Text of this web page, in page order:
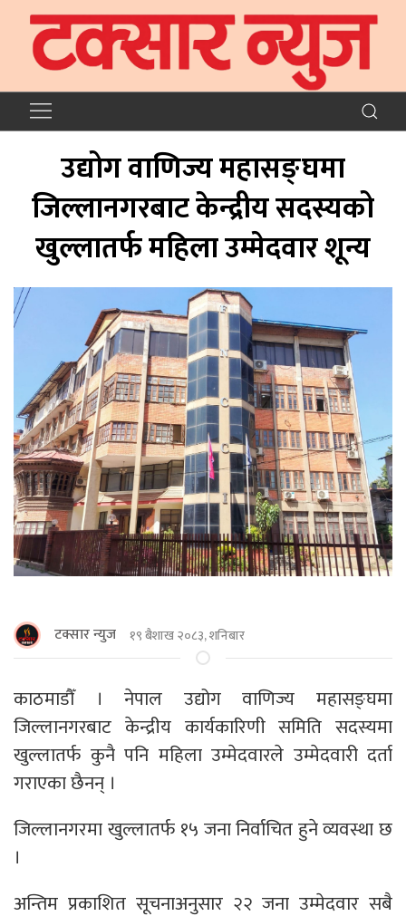
उद्योग वाणिज्य महासङ्घमा
जिल्लानगरबाट केन्द्रीय सदस्यको
खुल्लातर्फ महिला उम्मेदवार शून्य
टक्सार न्युज १९ बैशाख २०८३, शनिबार
काठमाडौँ । नेपाल उद्योग वाणिज्य महासङ्घमा
जिल्लानगरबाट केन्द्रीय कार्यकारिणी समिति सदस्यमा
खुल्लातर्फ कुनै पनि महिला उम्मेदवारले उम्मेदवारी दर्ता
गराएका छैनन् ।
जिल्लानगरमा खुल्लातर्फ १५ जना निर्वाचित हुने व्यवस्था छ
।
अन्तिम प्रकाशित सूचनाअनुसार २२ जना उम्मेदवार सबै